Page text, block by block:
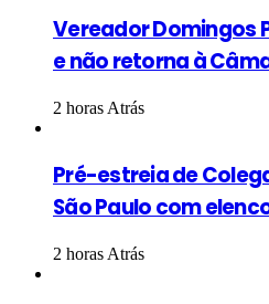
Vereador Domingos
e não retorna à
2 horas Atrás
Pré-estreia de
São Paulo com
2 horas Atrás